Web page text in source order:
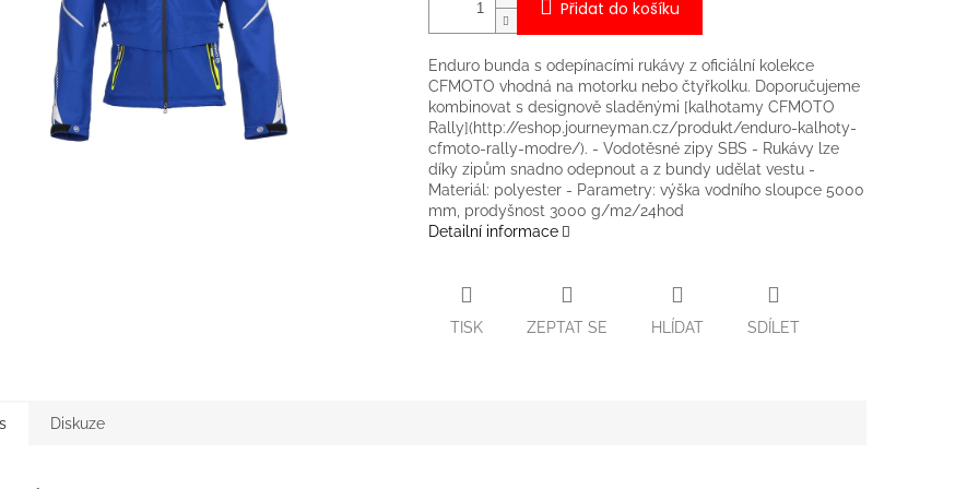
Přidat do košíku
Enduro bunda s odepínacími rukávy z oficiální kolekce
CFMOTO vhodná na motorku nebo čtyřkolku. Doporučujeme
kombinovat s designově sladěnými [kalhotamy CFMOTO
Rally](http://eshop.journeyman.cz/produkt/enduro-kalhoty-
cfmoto-rally-modre/). - Vodotěsné zipy SBS - Rukávy lze
díky zipům snadno odepnout a z bundy udělat vestu -
Materiál: polyester - Parametry: výška vodního sloupce 5000
mm, prodyšnost 3000 g/m2/24hod
Detailní informace
TISK ZEPTAT SE HLÍDAT SDÍLET
Diskuze